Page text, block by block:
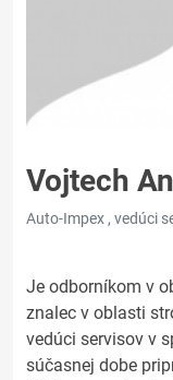
Vojtech
Auto-Impex , vedúci
Je odborníkom v
znalec v oblasti
vedúci servisov v
súčasnej dobe